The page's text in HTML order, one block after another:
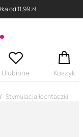
od 11,99 zł
Ulubione Koszyk
Stymulacja łechtaczki